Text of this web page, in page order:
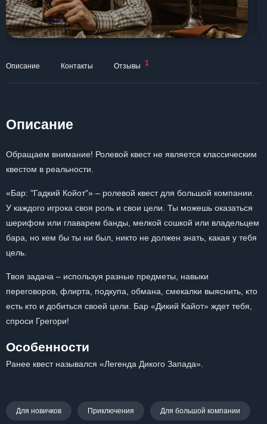
Описание Контакты Отзывы 1
Описание
Обращаем внимание! Ролевой квест не является классическим
квестом в реальности.
«Бар: "Гадкий Койот"» – ролевой квест для большой компании.
У каждого игрока своя роль и свои цели. Ты можешь оказаться
шерифом или главарем банды, мелкой сошкой или владельцем
бара, но кем бы ты ни был, никто не должен знать, какая у тебя
цель.
Твоя задача – используя разные предметы, навыки
переговоров, флирта, подкупа, обмана, смекалки выяснить, кто
есть кто и добиться своей цели. Бар «Дикий Кайот» ждет тебя,
спроси Грегори!
Особенности
Ранее квест назывался «Легенда Дикого Запада».
Для новичков Приключения Для большой компании